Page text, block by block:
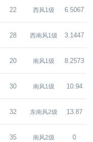
22 西风1级 6.5067
28 西南风1级 3.1447
20 南风1级 8.2573
30 南风1级 10.94
32 东南风2级 13.87
35 南风2级 0